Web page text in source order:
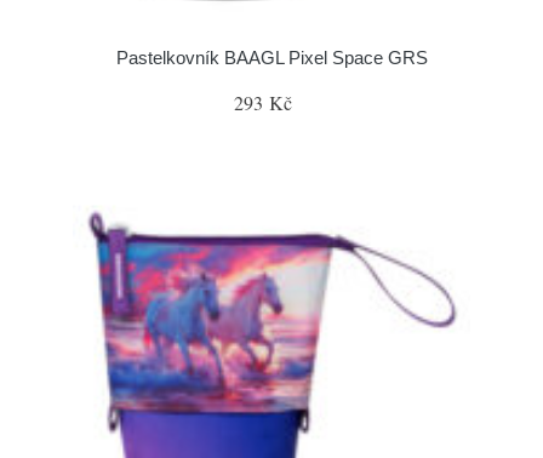
Pastelkovník BAAGL Pixel Space GRS
293 Kč